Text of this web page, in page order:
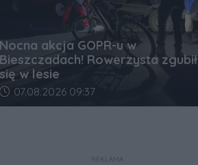
Nocna akcja GOPR-u w
Bieszczadach! Rowerzysta zgubił
się w lesie
Data dodania artykułu:
07.08.2026 09:37
REKLAMA